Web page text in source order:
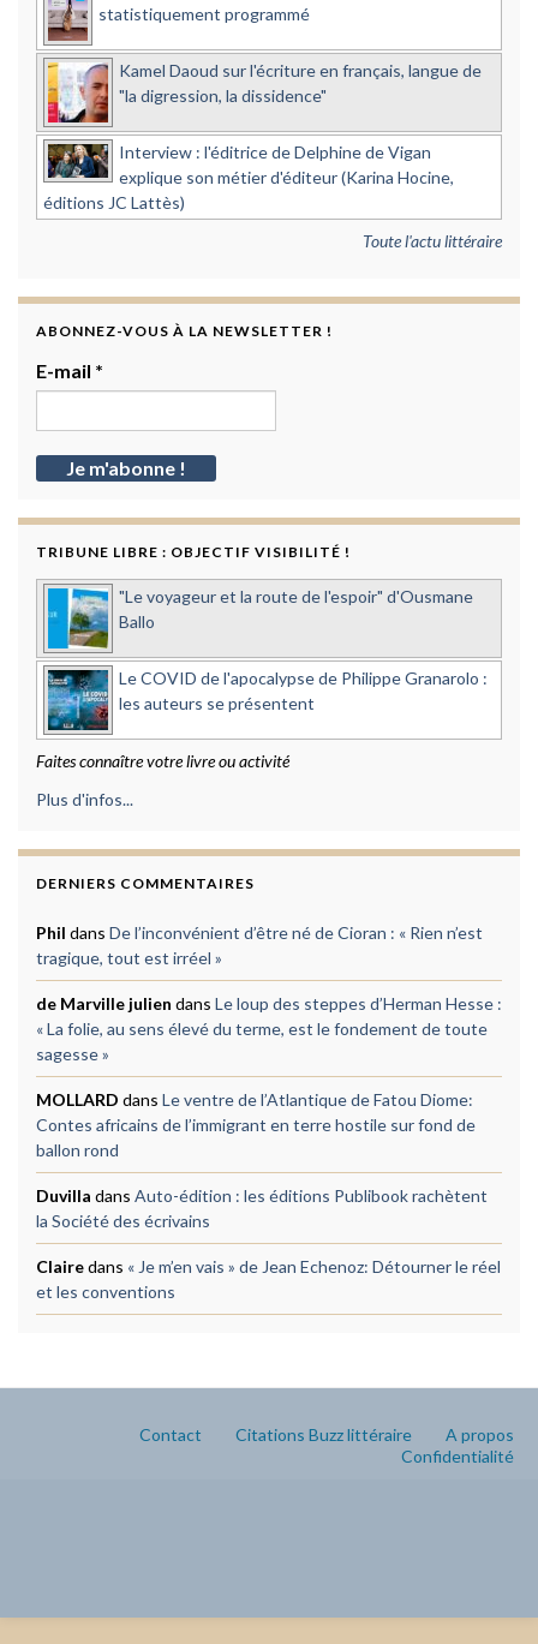
statistiquement programmé
Kamel Daoud sur l'écriture en français, langue de
"la digression, la dissidence"
Interview : l'éditrice de Delphine de Vigan
explique son métier d'éditeur (Karina Hocine,
éditions JC Lattès)
Toute l'actu littéraire
ABONNEZ-VOUS À LA NEWSLETTER !
E-mail *
TRIBUNE LIBRE : OBJECTIF VISIBILITÉ !
"Le voyageur et la route de l'espoir" d'Ousmane
Ballo
Le COVID de l'apocalypse de Philippe Granarolo :
les auteurs se présentent
Faites connaître votre livre ou activité
Plus d'infos...
DERNIERS COMMENTAIRES
Phil dans De l’inconvénient d’être né de Cioran : « Rien n’est
tragique, tout est irréel »
de Marville julien dans Le loup des steppes d’Herman Hesse :
« La folie, au sens élevé du terme, est le fondement de toute
sagesse »
MOLLARD dans Le ventre de l’Atlantique de Fatou Diome:
Contes africains de l’immigrant en terre hostile sur fond de
ballon rond
Duvilla dans Auto-édition : les éditions Publibook rachètent
la Société des écrivains
Clairedans « Je m’en vais » de Jean Echenoz: Détourner le réel
et les conventions
Contact Citations Buzz littéraire
A propos
Confidentialité